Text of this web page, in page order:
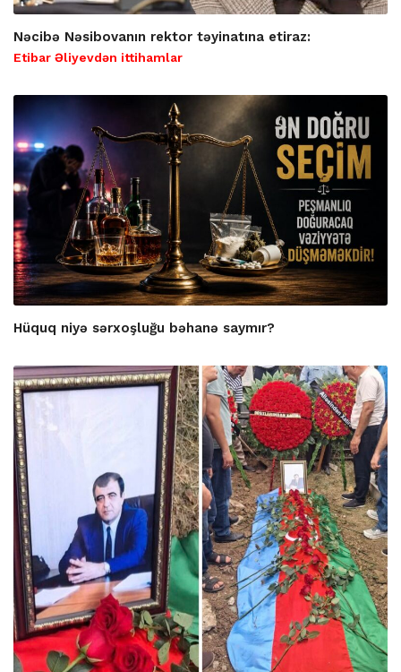
Nəcibə Nəsibovanın rektor təyinatına etiraz:
Etibar Əliyevdən ittihamlar
Hüquq niyə sərxoşluğu bəhanə saymır?